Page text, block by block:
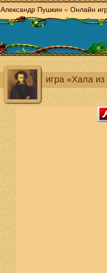
Александр Пушкин » Онлайн
игра «Хала